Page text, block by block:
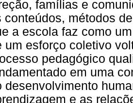
famílias e
conteúdos, métodos
a escola faz como
um esforço coletivo
pedagógico
em uma
desenvolvimento
e as